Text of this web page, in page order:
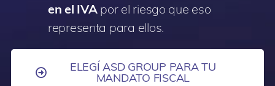
en el IVApor el riesgo que eso
representa para ellos.
ELEGÍ ASD GROUP PARA TU
MANDATO FISCAL